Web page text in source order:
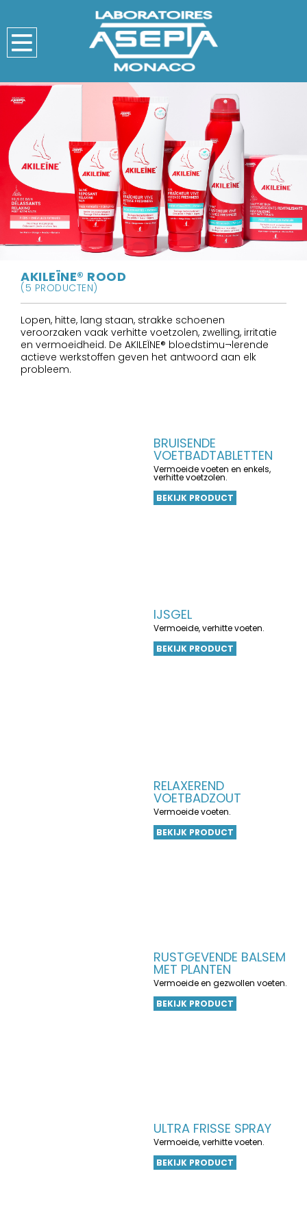
AKILEÏNE® ROOD
(5 PRODUCTEN)
Lopen, hitte, lang staan, strakke schoenen
veroorzaken vaak verhitte voetzolen, zwelling, irritatie
en vermoeidheid. De AKILEÏNE® bloedstimu¬lerende
actieve werkstoffen geven het antwoord aan elk
probleem.
BRUISENDE
VOETBADTABLETTEN
Vermoeide voeten en enkels,
verhitte voetzolen.
BEKIJK PRODUCT
IJSGEL
Vermoeide, verhitte voeten.
BEKIJK PRODUCT
RELAXEREND
VOETBADZOUT
Vermoeide voeten.
BEKIJK PRODUCT
RUSTGEVENDE BALSEM
MET PLANTEN
Vermoeide en gezwollen voeten.
BEKIJK PRODUCT
ULTRA FRISSE SPRAY
Vermoeide, verhitte voeten.
BEKIJK PRODUCT